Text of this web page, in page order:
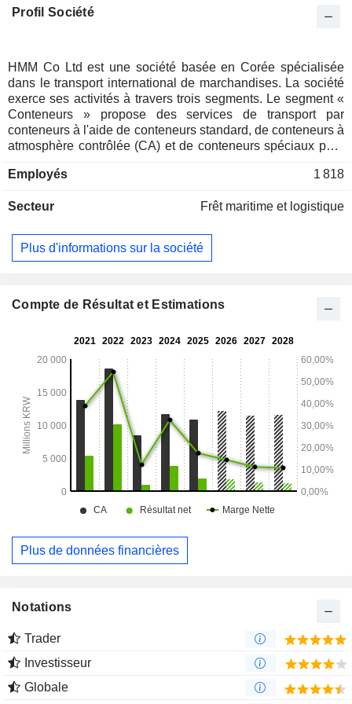
Profil Société
HMM Co Ltd est une société basée en Corée spécialisée
dans le transport international de marchandises. La société
exerce ses activités à travers trois segments. Le segment «
Conteneurs » propose des services de transport par
conteneurs à l'aide de conteneurs standard, de conteneurs à
atmosphère contrôlée (CA) et de conteneurs spéciaux pour
réfrigérées, de marchandises congelées, de marchandises
marchandises spéciales. Le segment « Vrac » assure le
sidérurgiques, des produits du bois, des marchandises
générales, du minerai de fer et du charbon, à l’aide de
navires de transport de marchandises lourdes. Le segment «
location et d’autres activités connexes. En outre, la société
déchargement et d’expédition, ainsi que des services de
formation et de conseil liés aux marchandises hors gabarit.
Employés 1 818
Secteur Frêt maritime et logistique
Plus d'informations sur la société
Compte de Résultat et Estimations
Plus de données financières
Notations
Trader
Investisseur
Globale